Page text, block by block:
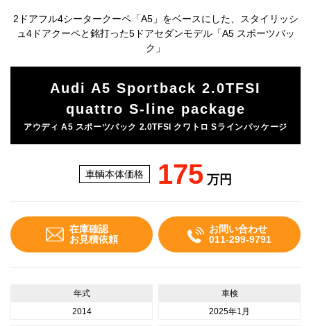
2ドアフル4シータークーペ「A5」をベースにした、スタイリッシ
ュ4ドアクーペと銘打った5ドアセダンモデル「A5 スポーツバッ
ク」
Audi A5 Sportback 2.0TFSI
quattro S-line package
アウディ A5 スポーツバック 2.0TFSI クワトロ Sラインパッケージ
車輌本体価格 175 万円
在庫確認
お見積依頼
お問い合わせ
011-299-9791
年式
2014
車検
2025年1月